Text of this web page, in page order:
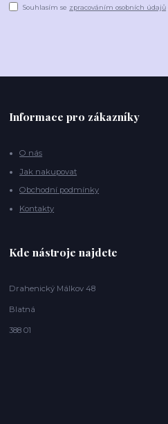
Souhlasím se zpracováním osobních údajů
Informace pro zákazníky
O nás
Jak nakupovat
Obchodní podmínky
Kontakty
Kde nástroje najdete
Drahenický Málkov 48
Blatná
388 01